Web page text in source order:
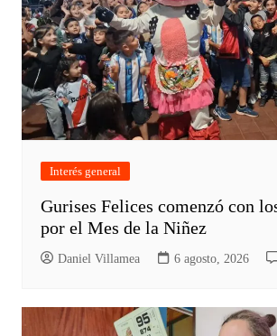
Interés general
Gurises Felices comenzó con
por el Mes de la Niñez
Daniel Villamea 6 agosto, 2026